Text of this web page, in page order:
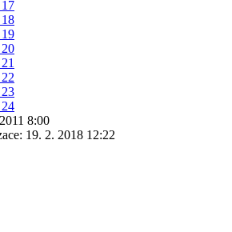
8:00
19. 2. 2018 12:22